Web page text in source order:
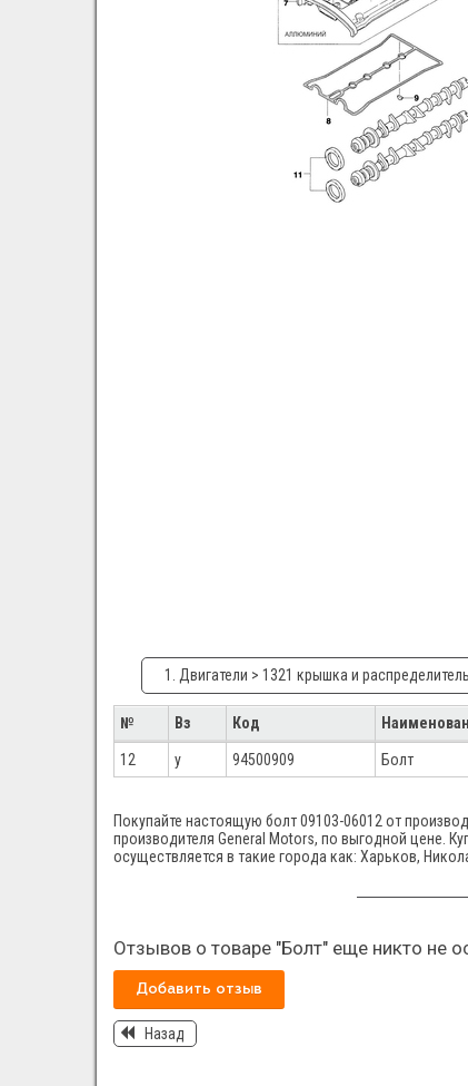
1. Двигатели > 1321 крышка и
№ Вз Код
12 y 94500909 Болт
Покупайте настоящую болт 09103-06012 от
производителя General Motors, по выгодной цене.
осуществляется в такие города как: Харьков,
Отзывов о товаре "Болт" еще никто не
Добавить отзыв
Назад